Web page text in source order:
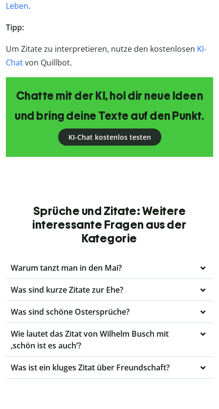
Leben.
Tipp:
Um Zitate zu interpretieren, nutze den kostenlosen KI-
Chatvon Quillbot.
Chatte mit der KI, hol dir neue Ideen
und bring deine Texte auf den Punkt.
KI-Chat kostenlos testen
Sprüche und Zitate: Weitere
interessante Fragen aus der
Kategorie
Warum tanzt man in den Mai?
Was sind kurze Zitate zur Ehe?
Was sind schöne Ostersprüche?
Wie lautet das Zitat von Wilhelm Busch mit
‚schön ist es auch‘?
Was ist ein kluges Zitat über Freundschaft?